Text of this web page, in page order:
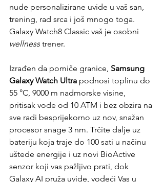
nude personalizirane uvide u vaš san,
trening, rad srca i još mnogo toga.
Galaxy Watch8 Classic vaš je osobni
wellness trener.
Izrađen da pomiče granice, Samsung
Galaxy Watch Ultra podnosi toplinu do
55 °C, 9000 m nadmorske visine,
pritisak vode od 10 ATM i bez obzira na
sve radi besprijekorno uz nov, snažan
procesor snage 3 nm. Trčite dalje uz
bateriju koja traje do 100 sati u načinu
uštede energije i uz novi BioActive
senzor koji vas pažljivo prati, dok
Galaxy AI pruža uvide, vodeći Vas u